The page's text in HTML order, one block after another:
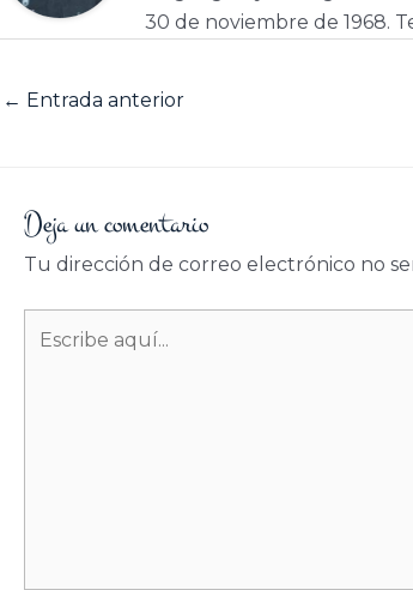
30 de noviembre de 1968.
← Entrada anterior
Deja un comentario
Tu dirección de correo electrónico no
aquí...